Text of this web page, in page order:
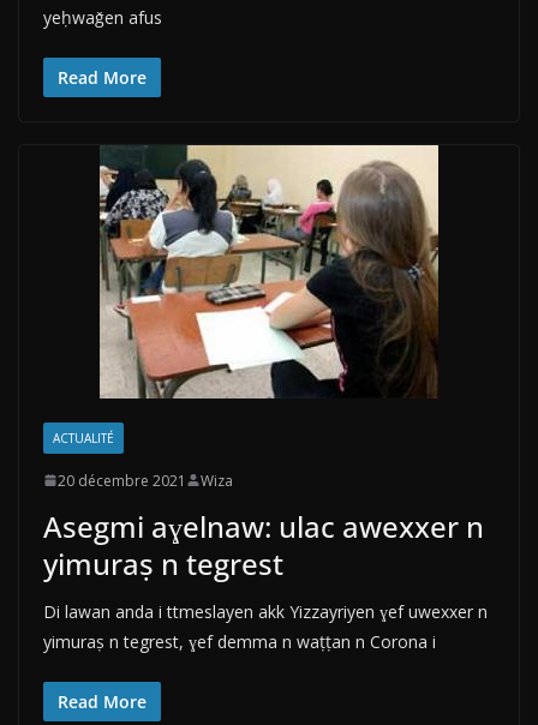
yeḥwaǧen afus
Read More
ACTUALITÉ
20 décembre 2021 Wiza
Asegmi aɣelnaw: ulac awexxer n
yimuraṣ n tegrest
Di lawan anda i ttmeslayen akk Yizzayriyen ɣef uwexxer n
yimuraṣ n tegrest, ɣef demma n waṭṭan n Corona i
Read More